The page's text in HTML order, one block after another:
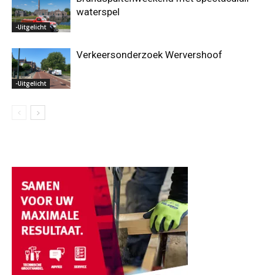
-Uitgelicht
waterspel
-Uitgelicht
Verkeersonderzoek Wervershoof